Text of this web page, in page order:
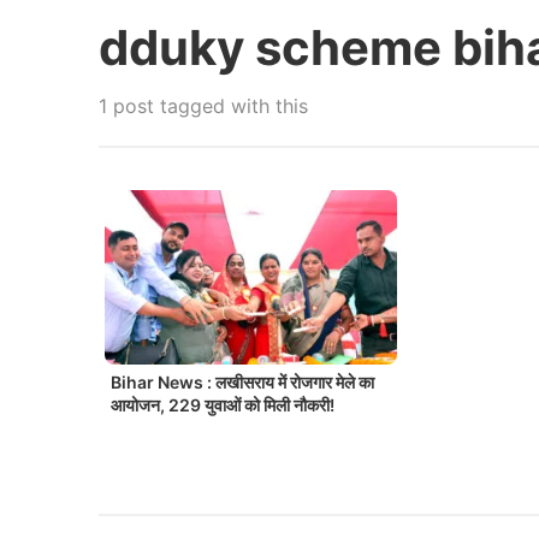
dduky scheme
1 post tagged with this
Bihar News : लखीसराय में रोजगार मेले का
आयोजन, 229 युवाओं को मिली नौकरी!